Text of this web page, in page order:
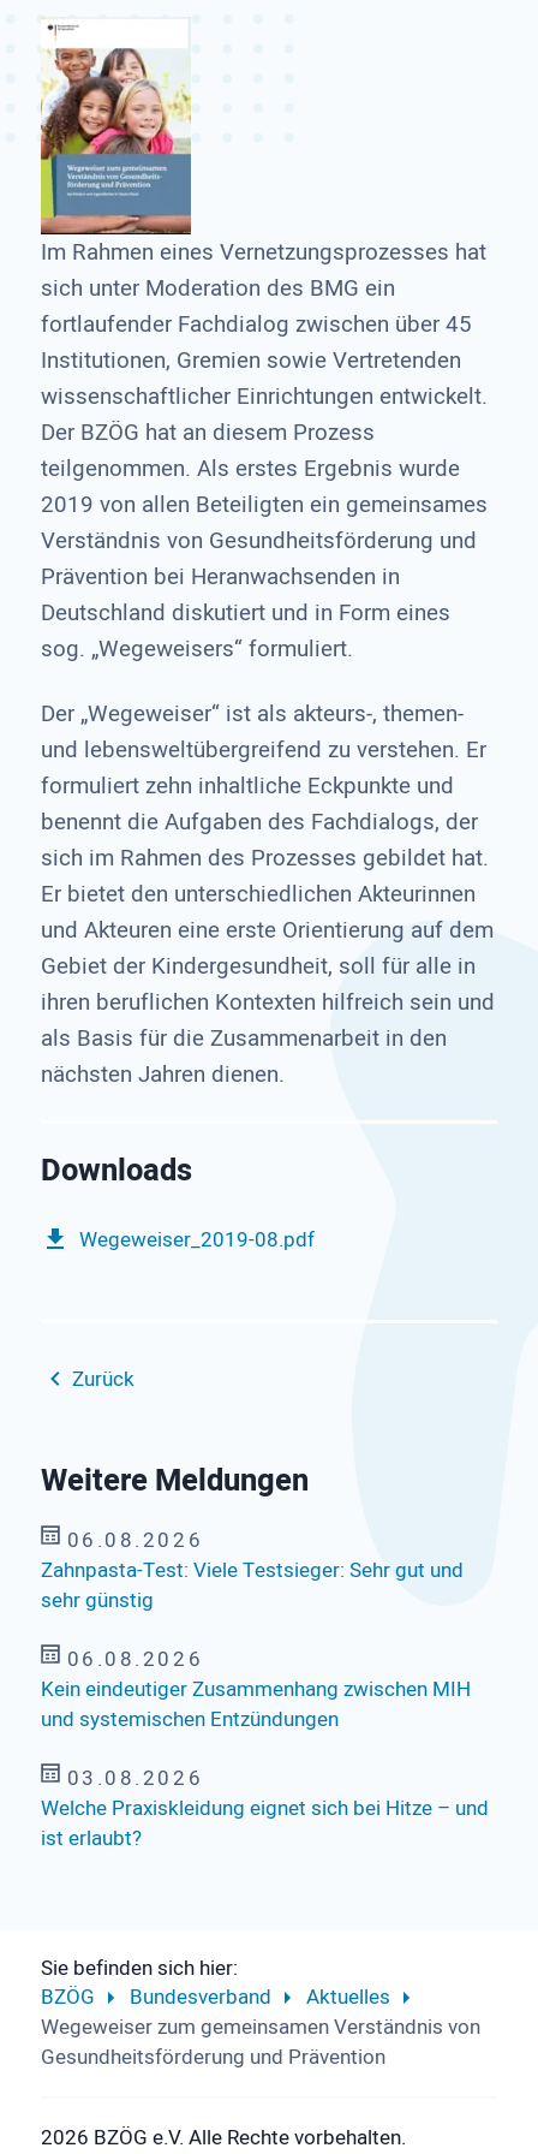
Im Rahmen eines Vernetzungsprozesses hat
sich unter Moderation des BMG ein
fortlaufender Fachdialog zwischen über 45
Institutionen, Gremien sowie Vertretenden
wissenschaftlicher Einrichtungen entwickelt.
Der BZÖG hat an diesem Prozess
teilgenommen. Als erstes Ergebnis wurde
2019 von allen Beteiligten ein gemeinsames
Verständnis von Gesundheitsförderung und
Prävention bei Heranwachsenden in
Deutschland diskutiert und in Form eines
sog. „Wegeweisers“ formuliert.
Der „Wegeweiser“ ist als akteurs-, themen-
und lebensweltübergreifend zu verstehen. Er
formuliert zehn inhaltliche Eckpunkte und
benennt die Aufgaben des Fachdialogs, der
sich im Rahmen des Prozesses gebildet hat.
Er bietet den unterschiedlichen Akteurinnen
und Akteuren eine erste Orientierung auf dem
Gebiet der Kindergesundheit, soll für alle in
ihren beruflichen Kontexten hilfreich sein und
als Basis für die Zusammenarbeit in den
nächsten Jahren dienen.
Wegeweiser_2019-08.pdf
Zurück
Weitere Meldungen
06.08.2026
Zahnpasta-Test: Viele Testsieger: Sehr gut und
sehr günstig
06.08.2026
Kein eindeutiger Zusammenhang zwischen MIH
und systemischen Entzündungen
03.08.2026
Welche Praxiskleidung eignet sich bei Hitze – und
ist erlaubt?
Sie befinden sich hier:
BZÖG
Bundesverband
Aktuelles
Wegeweiser zum gemeinsamen Verständnis von
Gesund­heits­förderung und Prävention
2026 BZÖG e.V. Alle Rechte vorbehalten.